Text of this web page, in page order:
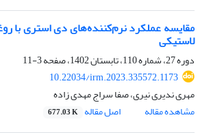
مقایسه عملکرد نرم‌کننده‌های دی استری با
لاستیکی
دوره 27، شماره 110، تابستان 1402، صفحه
3-11
10.22034/irm.2023.335572.1173
مهری ندیری نیری، صفا سراج مهدی زاده
مشاهده مقاله
اصل مقاله 677.03 K